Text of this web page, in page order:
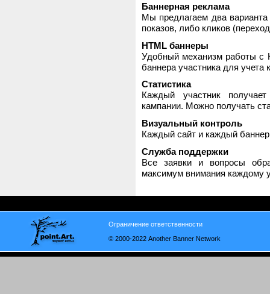
Баннерная реклама
Мы предлагаем два
показов, либо кликов
HTML баннеры
Удобный механизм работы с
баннера участника для
Статистика
Каждый участник
кампании. Можно получать
Визуальный контроль
Каждый сайт и каждый
Служба поддержки
Все заявки и вопросы
максимум внимания каждому
Ограничение ответственности
© 2000-2022 Another Banner Network